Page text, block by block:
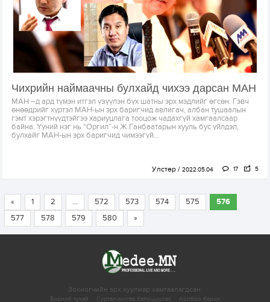
Чихрийн наймаачны булхайд чихээ дарсан МАН
МАН –д ард түмэн итгэл үзүүлэн бүх шатны эрх мэдлийг өгсөн. Гэвч
өнөөдрийг хүртэл МАН-ын эрх баригчид авлигач, албан тушаалын
гэмт хэрэгтнүүдтэйгээ хариуцлага тооцож чадахгүй хамгаалсаар
байна. Үүний нэг нь “Оргил”-н Ж.Ганбаатарын хууль бус үйлдэл,
булхайг МАН-ын эрх баригчид чимээгүй...
Улстөр 2022.05.04 17 5
« 1 2 ... 572 573 574 575
576
577
578 579 580 »
Зохиогчийн эрх хуулиар хамгаалагдсан.
Бидний тухай Сурталчилгаа байршуулах Холбоо барих